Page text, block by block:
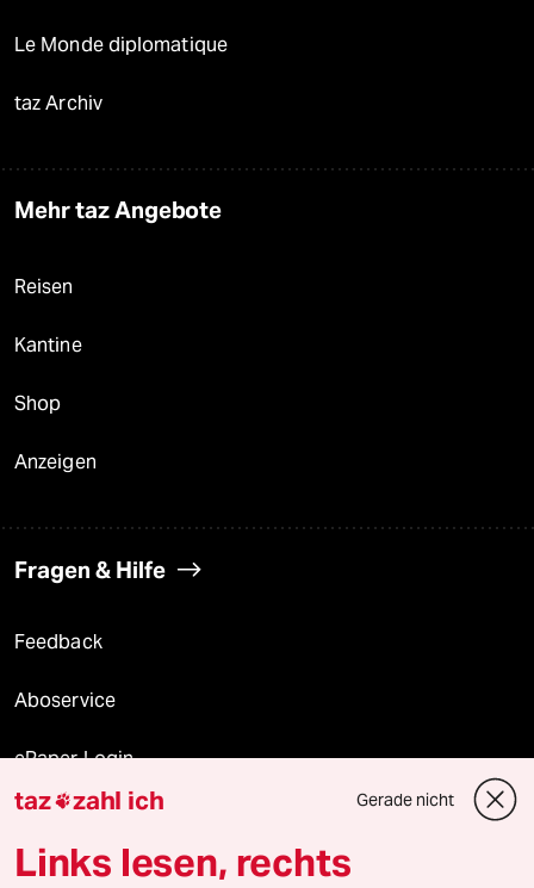
Le Monde diplomatique
taz Archiv
Mehr taz Angebote
Reisen
Kantine
Shop
Anzeigen
Fragen & Hilfe
Feedback
Aboservice
ePaper Login
Downloads für Abonnierende
taz zahl ich Gerade nicht
Links lesen, rechts